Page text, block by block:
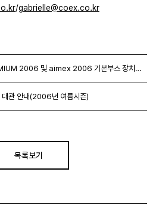
/gabrielle@coex.co.kr
[입찰공고] SIPREMIUM 2006 및 aimex 2006 기본부스 장치공사
관 안내(2006년 여름시즌)
목록보기